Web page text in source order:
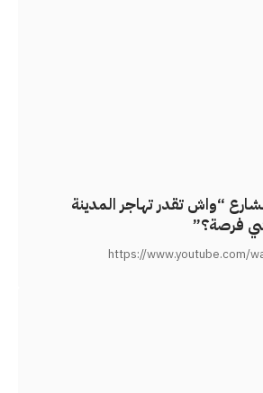
“واش تقدر تهاجر المدينة
فرصة؟”
https://www.youtube.com/